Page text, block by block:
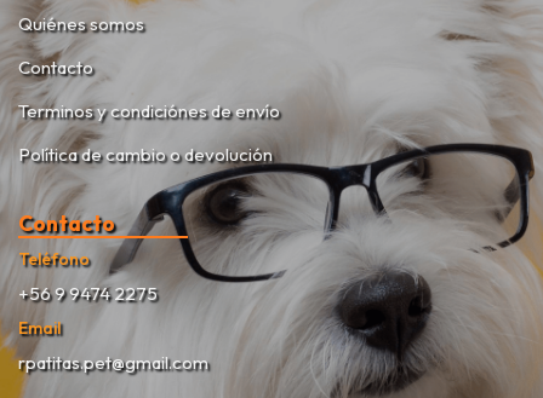
Quiénes somos
Contacto
Terminos y condiciónes de envío
Política de cambio o devolución
Contacto
Teléfono
+56 9 9474 2275
Email
rpatitas.pet@gmail.com